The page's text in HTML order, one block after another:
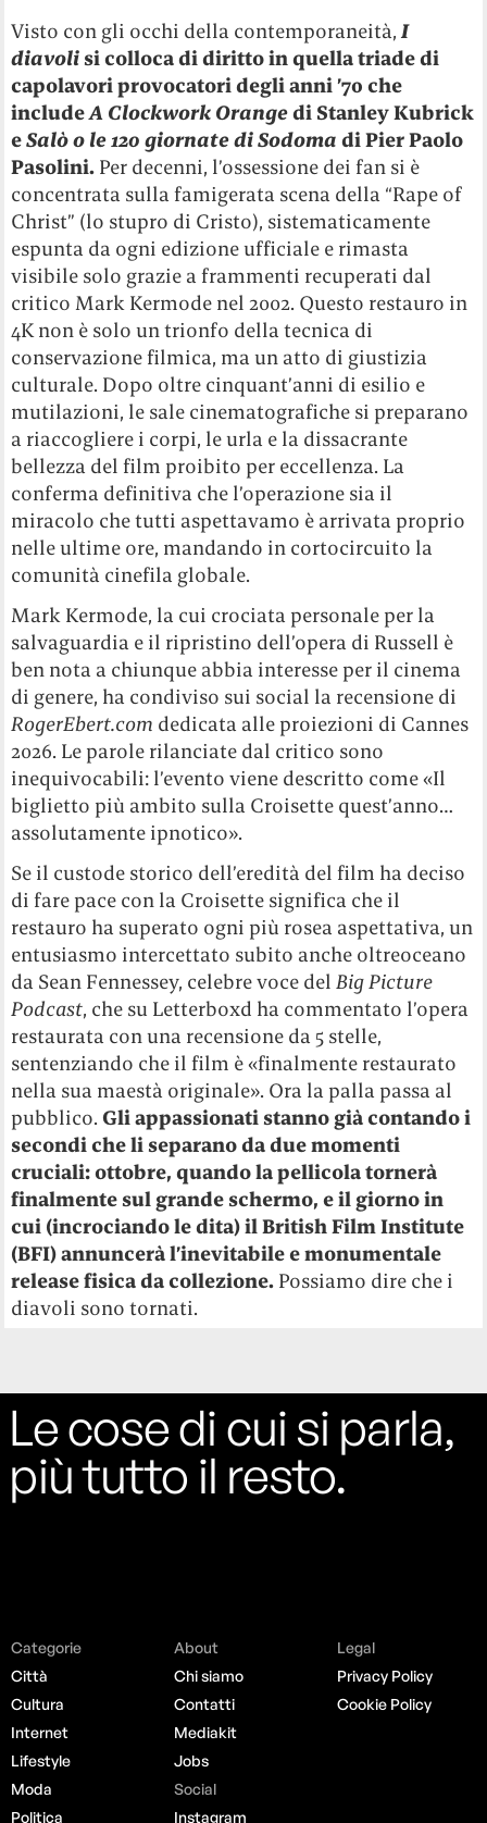
Visto con gli occhi della contemporaneità,I
diavolisi colloca di diritto in quella triade di
capolavori provocatori degli anni ’70 che
includeA Clockwork Orangedi Stanley Kubrick
eSalò o le 120 giornate di Sodoma di Pier Paolo
Pasolini. Per decenni, l’ossessione dei fan si è
concentrata sulla famigerata scena della “Rape of
Christ” (lo stupro di Cristo), sistematicamente
espunta da ogni edizione ufficiale e rimasta
visibile solo grazie a frammenti recuperati dal
critico Mark Kermode nel 2002. Questo restauro in
4K non è solo un trionfo della tecnica di
conservazione filmica, ma un atto di giustizia
culturale. Dopo oltre cinquant’anni di esilio e
mutilazioni, le sale cinematografiche si preparano
a riaccogliere i corpi, le urla e la dissacrante
bellezza del film proibito per eccellenza. La
conferma definitiva che l’operazione sia il
miracolo che tutti aspettavamo è arrivata proprio
nelle ultime ore, mandando in cortocircuito la
comunità cinefila globale.
Mark Kermode, la cui crociata personale per la
salvaguardia e il ripristino dell’opera di Russell è
ben nota a chiunque abbia interesse per il cinema
di genere, ha condiviso sui social la recensione di
RogerEbert.com dedicata alle proiezioni di Cannes
2026. Le parole rilanciate dal critico sono
inequivocabili: l’evento viene descritto come «Il
biglietto più ambito sulla Croisette quest’anno…
assolutamente ipnotico».
Se il custode storico dell’eredità del film ha deciso
di fare pace con la Croisette significa che il
restauro ha superato ogni più rosea aspettativa, un
entusiasmo intercettato subito anche oltreoceano
da Sean Fennessey, celebre voce delBig Picture
Podcast, che su Letterboxd ha commentato l’opera
restaurata con una recensione da 5 stelle,
sentenziando che il film è «finalmente restaurato
nella sua maestà originale». Ora la palla passa al
pubblico.Gli appassionati stanno già contando i
secondi che li separano da due momenti
cruciali: ottobre, quando la pellicola tornerà
finalmente sul grande schermo, e il giorno in
cui (incrociando le dita) il British Film Institute
(BFI) annuncerà l’inevitabile e monumentale
release fisica da collezione. Possiamo dire che i
diavoli sono tornati.
Le cose di cui si parla,
più tutto il resto.
Categorie
Città
Cultura
Internet
Lifestyle
Moda
Politica
About
Chi siamo
Contatti
Mediakit
Jobs
Social
Instagram
Legal
Privacy Policy
Cookie Policy